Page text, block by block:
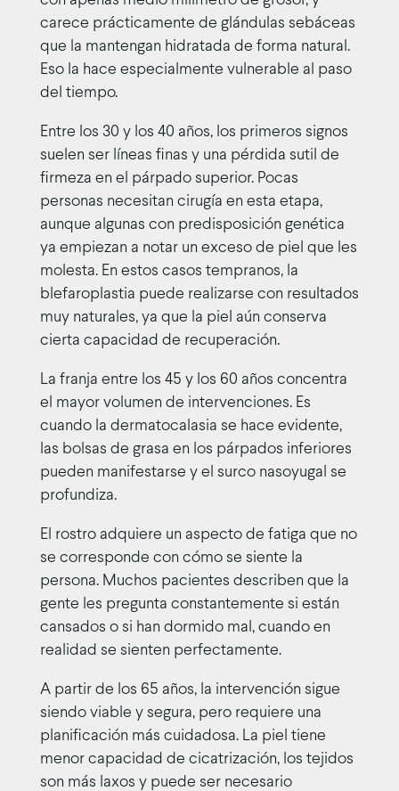
carece prácticamente de glándulas sebáceas
que la mantengan hidratada de forma natural.
Eso la hace especialmente vulnerable al paso
del tiempo.
Entre los 30 y los 40 años, los primeros signos
suelen ser líneas finas y una pérdida sutil de
firmeza en el párpado superior. Pocas
personas necesitan cirugía en esta etapa,
aunque algunas con predisposición genética
ya empiezan a notar un exceso de piel que les
molesta. En estos casos tempranos, la
blefaroplastia puede realizarse con resultados
muy naturales, ya que la piel aún conserva
cierta capacidad de recuperación.
La franja entre los 45 y los 60 años concentra
el mayor volumen de intervenciones. Es
cuando la dermatocalasia se hace evidente,
las bolsas de grasa en los párpados inferiores
pueden manifestarse y el surco nasoyugal se
profundiza.
El rostro adquiere un aspecto de fatiga que no
se corresponde con cómo se siente la
persona. Muchos pacientes describen que la
gente les pregunta constantemente si están
cansados o si han dormido mal, cuando en
realidad se sienten perfectamente.
A partir de los 65 años, la intervención sigue
siendo viable y segura, pero requiere una
planificación más cuidadosa. La piel tiene
menor capacidad de cicatrización, los tejidos
son más laxos y puede ser necesario